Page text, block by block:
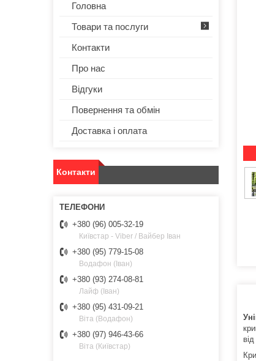
Головна
Товари та послуги
Контакти
Про нас
Відгуки
Повернення та обмін
Доставка і оплата
Контакти
+380 (96) 005-32-19
Київстар - Viber / Вайбер Іван
+380 (95) 779-15-08
Водафон (Іван)
+380 (93) 274-08-81
Лайф (Іван)
+380 (95) 431-09-21
Віта (Водафон)
+380 (97) 946-43-66
Віта (Київстар)